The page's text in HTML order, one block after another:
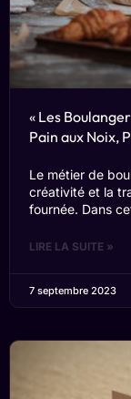
« Les
Pain aux Noix,
Le métier de
créativité et la
fournée. Dans
LIRE LA SUITE »
7 septembre 2023